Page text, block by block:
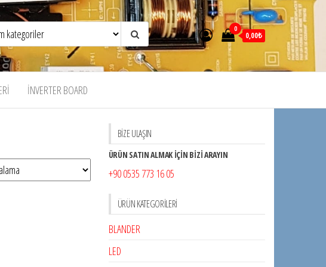
0
0,00₺
İNVERTER BOARD
BİZE ULAŞIN
ÜRÜN SATIN ALMAK İÇİN BİZİ ARAYIN
+90 0535 773 16 05
ÜRÜN KATEGORILERI
BLANDER
LED